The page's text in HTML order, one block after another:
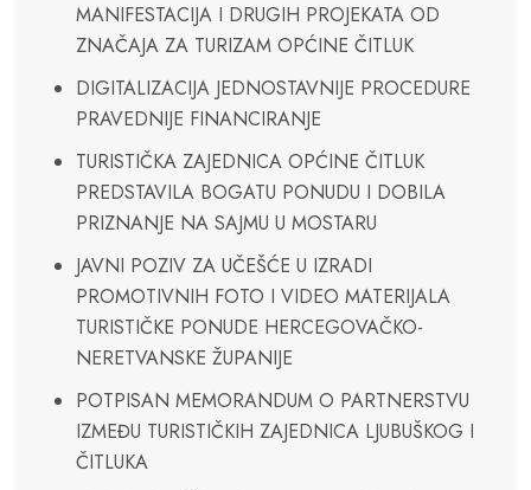
MANIFESTACIJA I DRUGIH PROJEKATA OD
ZNAČAJA ZA TURIZAM OPĆINE ČITLUK
DIGITALIZACIJA JEDNOSTAVNIJE PROCEDURE
PRAVEDNIJE FINANCIRANJE
TURISTIČKA ZAJEDNICA OPĆINE ČITLUK
PREDSTAVILA BOGATU PONUDU I DOBILA
PRIZNANJE NA SAJMU U MOSTARU
JAVNI POZIV ZA UČEŠĆE U IZRADI
PROMOTIVNIH FOTO I VIDEO MATERIJALA
TURISTIČKE PONUDE HERCEGOVAČKO-
NERETVANSKE ŽUPANIJE
POTPISAN MEMORANDUM O PARTNERSTVU
IZMEĐU TURISTIČKIH ZAJEDNICA LJUBUŠKOG I
ČITLUKA